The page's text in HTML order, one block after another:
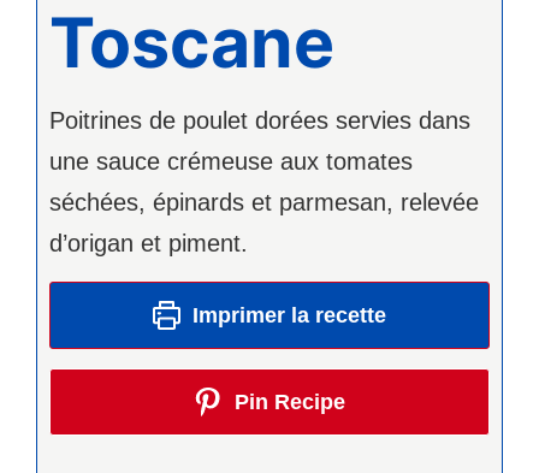
Toscane
Poitrines de poulet dorées servies dans
une sauce crémeuse aux tomates
séchées, épinards et parmesan, relevée
d’origan et piment.
Imprimer la recette
Pin Recipe